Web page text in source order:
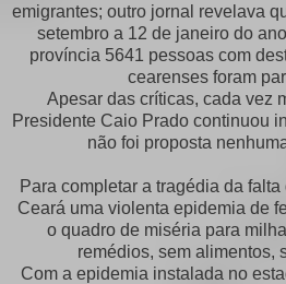
emigrantes; outro jornal revelava
setembro a 12 de janeiro do
província 5641 pessoas com
cearenses foram
Apesar das críticas, cada vez
Presidente Caio Prado continuou
não foi proposta
Para completar a tragédia da
Ceará uma violenta epidemia de
o quadro de miséria para
remédios, sem alimentos,
Com a epidemia instalada no